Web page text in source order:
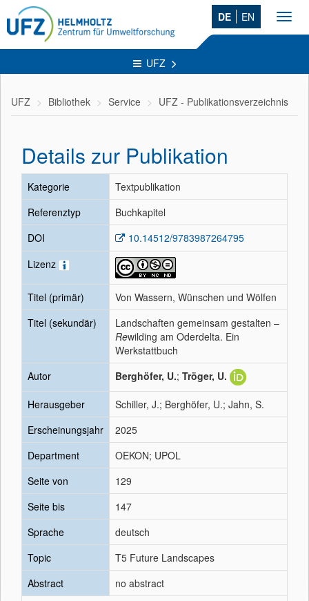
DE EN
UFZ
UFZ Bibliothek Service UFZ - Publikationsverzeichnis
Details zur Publikation
Kategorie
Textpublikation
Referenztyp
Buchkapitel
DOI
10.14512/9783987264795
Lizenz
Titel (primär)
Von Wassern, Wünschen und Wölfen
Titel (sekundär)
Landschaften gemeinsam gestalten –
Rewilding am Oderdelta. Ein
Werkstattbuch
Autor
Berghöfer, U.; Tröger, U.
Herausgeber
Schiller, J.; Berghöfer, U.; Jahn, S.
Erscheinungsjahr
2025
Department
OEKON; UPOL
Seite von
129
Seite bis
147
Sprache
deutsch
Topic
T5 Future Landscapes
Abstract
no abstract